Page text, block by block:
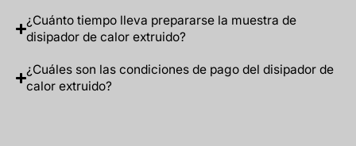
¿Cuánto tiempo lleva prepararse la muestra de
disipador de calor extruido?
¿Cuáles son las condiciones de pago del disipador de
calor extruido?